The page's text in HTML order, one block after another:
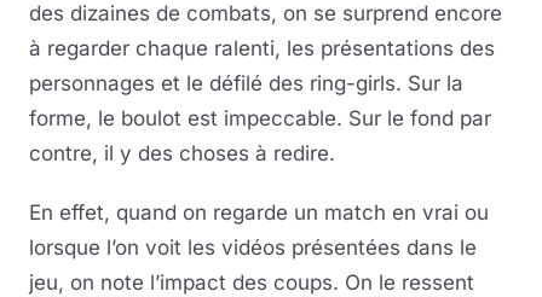
des dizaines de combats, on se surprend encore
à regarder chaque ralenti, les présentations des
personnages et le défilé des ring-girls. Sur la
forme, le boulot est impeccable. Sur le fond par
contre, il y des choses à redire.
En effet, quand on regarde un match en vrai ou
lorsque l’on voit les vidéos présentées dans le
jeu, on note l’impact des coups. On le ressent